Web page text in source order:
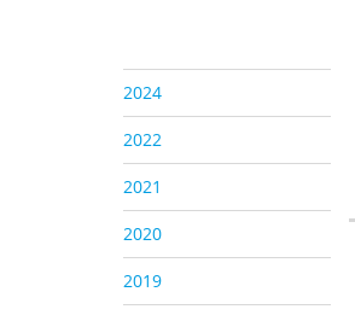
2024
2022
2021
2020
2019